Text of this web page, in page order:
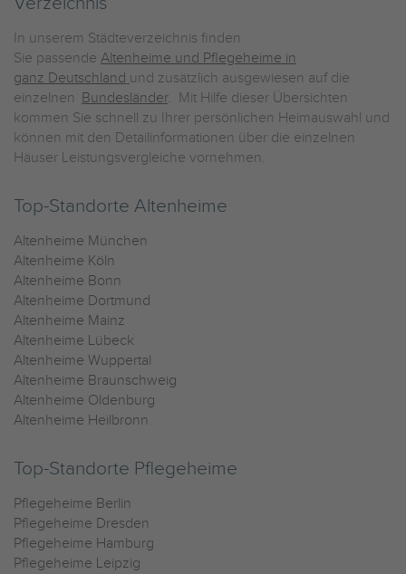
In unserem Städteverzeichnis finden
Sie passende Altenheime und Pflegeheime in
ganz Deutschland und zusätzlich ausgewiesen auf die
einzelnen Bundesländer. Mit Hilfe dieser Übersichten
kommen Sie schnell zu Ihrer persönlichen Heimauswahl und
können mit den Detailinformationen über die einzelnen
Häuser Leistungsvergleiche vornehmen.
Top-Standorte Altenheime
Altenheime München
Altenheime Köln
Altenheime Bonn
Altenheime Dortmund
Altenheime Mainz
Altenheime Lübeck
Altenheime Wuppertal
Altenheime Braunschweig
Altenheime Oldenburg
Altenheime Heilbronn
Top-Standorte Pflegeheime
Pflegeheime Berlin
Pflegeheime Dresden
Pflegeheime Hamburg
Pflegeheime Leipzig